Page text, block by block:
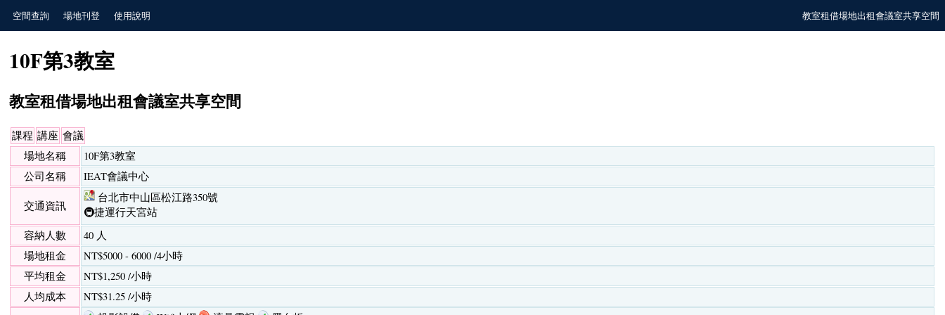
空間查詢 場地刊登 使用說明 教室租借場地出租會議室共享空間
10F第3教室
教室租借場地出租會議室共享空間
課程 講座 會議
場地名稱
10F第3教室
公司名稱
IEAT會議中心
交通資訊
台北市中山區松江路350號
🚇捷運行天宮站
容納人數
40 人
場地租金
NT$5000 - 6000 /4小時
平均租金
NT$1,250 /小時
人均成本
NT$31.25 /小時